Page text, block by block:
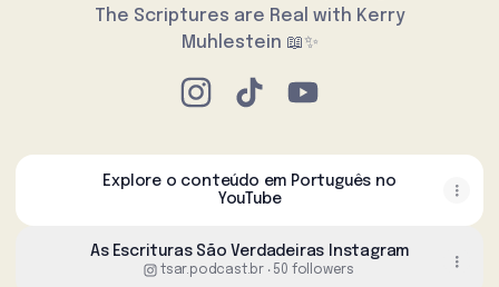
The Scriptures are Real with Kerry
Muhlestein 📖✨
Explore o conteúdo em Português no
YouTube
As Escrituras São Verdadeiras Instagram
tsar.podcast.br ‧ 50 followers